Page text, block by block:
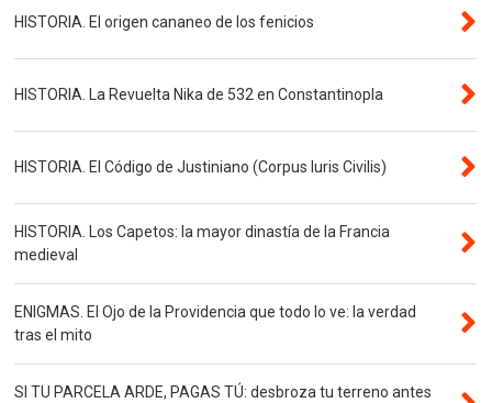
HISTORIA. El origen cananeo de los fenicios
HISTORIA. La Revuelta Nika de 532 en Constantinopla
HISTORIA. El Código de Justiniano (Corpus Iuris Civilis)
HISTORIA. Los Capetos: la mayor dinastía de la Francia
medieval
ENIGMAS. El Ojo de la Providencia que todo lo ve: la verdad
tras el mito
SI TU PARCELA ARDE, PAGAS TÚ: desbroza tu terreno antes